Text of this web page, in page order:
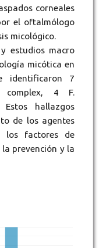
corneales
el oftalmólogo
micológico.
estudios macro
micótica en
identificaron 7
complex, 4 F.
hallazgos
de los agentes
los factores de
prevención y la